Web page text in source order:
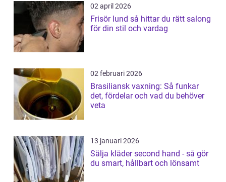
02 april 2026
Frisör lund så hittar du rätt salong
för din stil och vardag
02 februari 2026
Brasiliansk vaxning: Så funkar
det, fördelar och vad du behöver
veta
13 januari 2026
Sälja kläder second hand - så gör
du smart, hållbart och lönsamt